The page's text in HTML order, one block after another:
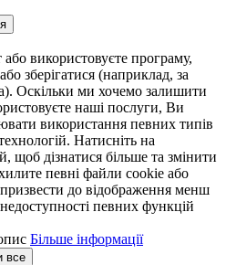
використовуєте програму,
зберігатися (наприклад, за
Оскільки ми хочемо залишити
наші послуги, Ви
використання певних типів
Натисніть на
щоб дізнатися більше та змінити
певні файли cookie або
до відображення менш
певних функцій
Більше інформації
все